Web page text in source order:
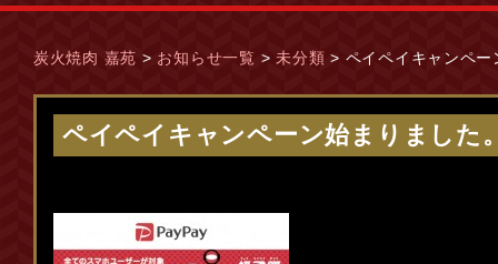
炭火焼肉 嘉苑 > お知らせ一覧 >未分類 > ペイペイキャンペ
ペイペイキャンペーン始まりました